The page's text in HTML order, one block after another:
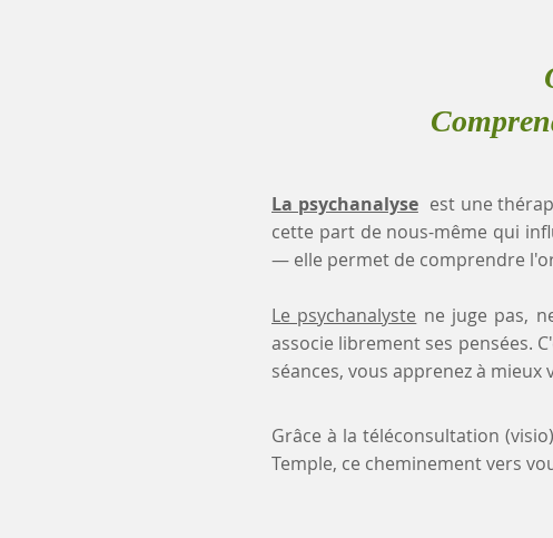
La psychanalyse est une
cette part de nous-même qui
— elle permet de comprendre
Le psychanalyste ne juge pas,
associe librement ses pensées.
séances, vous apprenez à
Grâce à la téléconsultation
Temple, ce cheminement vers